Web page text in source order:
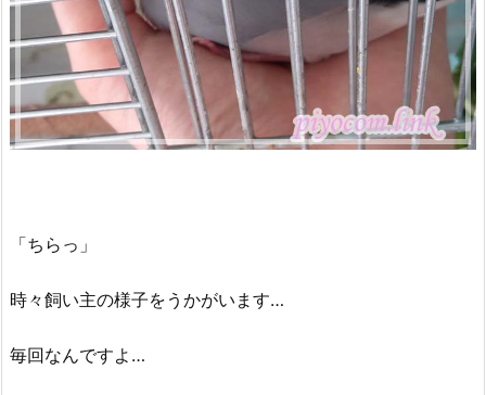
「ちらっ」
時々飼い主の様子をうかがいます…
毎回なんですよ…